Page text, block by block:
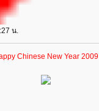
น.
Chinese New Year 2009